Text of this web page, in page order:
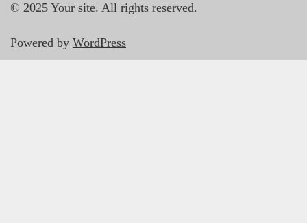
© 2025 Your site. All rights reserved.
Powered by WordPress